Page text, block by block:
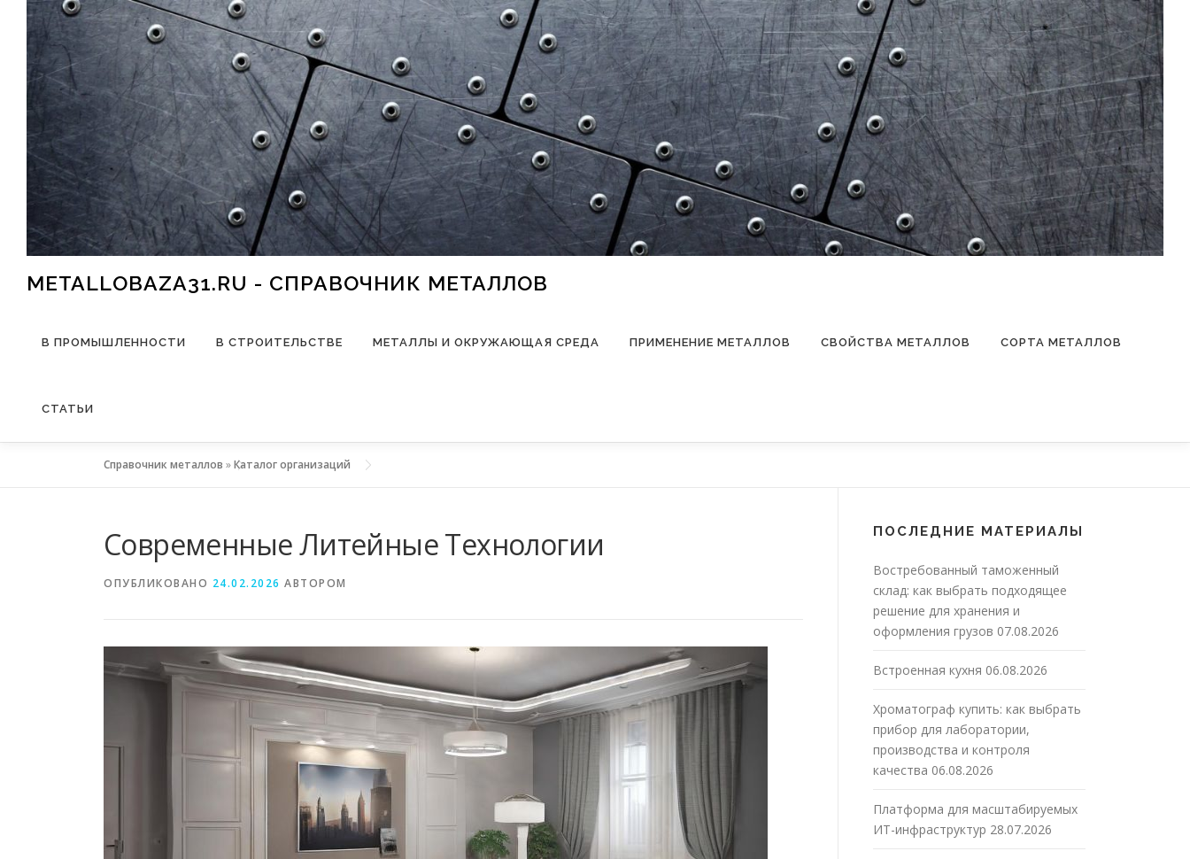
Перейти к содержимому
METALLOBAZA31.RU - СПРАВОЧНИК МЕТАЛЛОВ
В ПРОМЫШЛЕННОСТИ В СТРОИТЕЛЬСТВЕ МЕТАЛЛЫ И ОКРУЖАЮЩАЯ СРЕДА ПРИМЕНЕНИЕ МЕТАЛЛОВ СВОЙСТВА МЕТАЛЛОВ СОРТА МЕТАЛЛОВ
СТАТЬИ
Справочник металлов »Каталог организаций
Современные Литейные Технологии
ОПУБЛИКОВАНО 24.02.2026 АВТОРОМ
ПОСЛЕДНИЕ МАТЕРИАЛЫ
Востребованный таможенный
склад: как выбрать подходящее
решение для хранения и
оформления грузов 07.08.2026
Встроенная кухня 06.08.2026
Хроматограф купить: как выбрать
прибор для лаборатории,
производства и контроля
качества 06.08.2026
Платформа для масштабируемых
ИТ-инфраструктур 28.07.2026